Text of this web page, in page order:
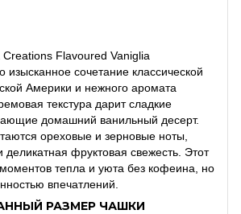
Flavoured Vaniglia
сочетание классической
Америки и нежного аромата
текстура дарит сладкие
домашний ванильный десерт.
ореховые и зерновые ноты,
деликатная фруктовая свежесть. Этот
тепла и уюта без кофеина, но
впечатлений.
РАЗМЕР ЧАШКИ